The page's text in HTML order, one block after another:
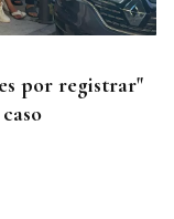
por registrar"